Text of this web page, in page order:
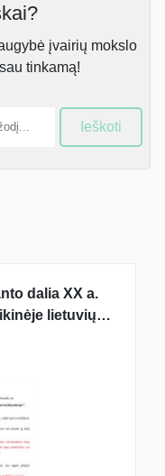
įvairių mokslo
tinkamą!
Ieškoti
dalia XX a.
lietuvių